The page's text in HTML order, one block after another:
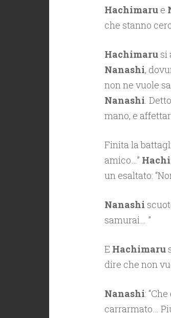
Hachimarue
che stanno
Hachimarusi
Nanashi,
non ne vuole
Nanashi.
mano, e
Finita la
amico…”
un esaltato:
Nanashi
samurai… ”
E Hachimaru
dire che non
Nanashi:
carrarmato…